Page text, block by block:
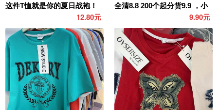
这件T恤就是你的夏日战袍！
12.80元
全清8.8 200个起分货9.9 ，小
9.90元